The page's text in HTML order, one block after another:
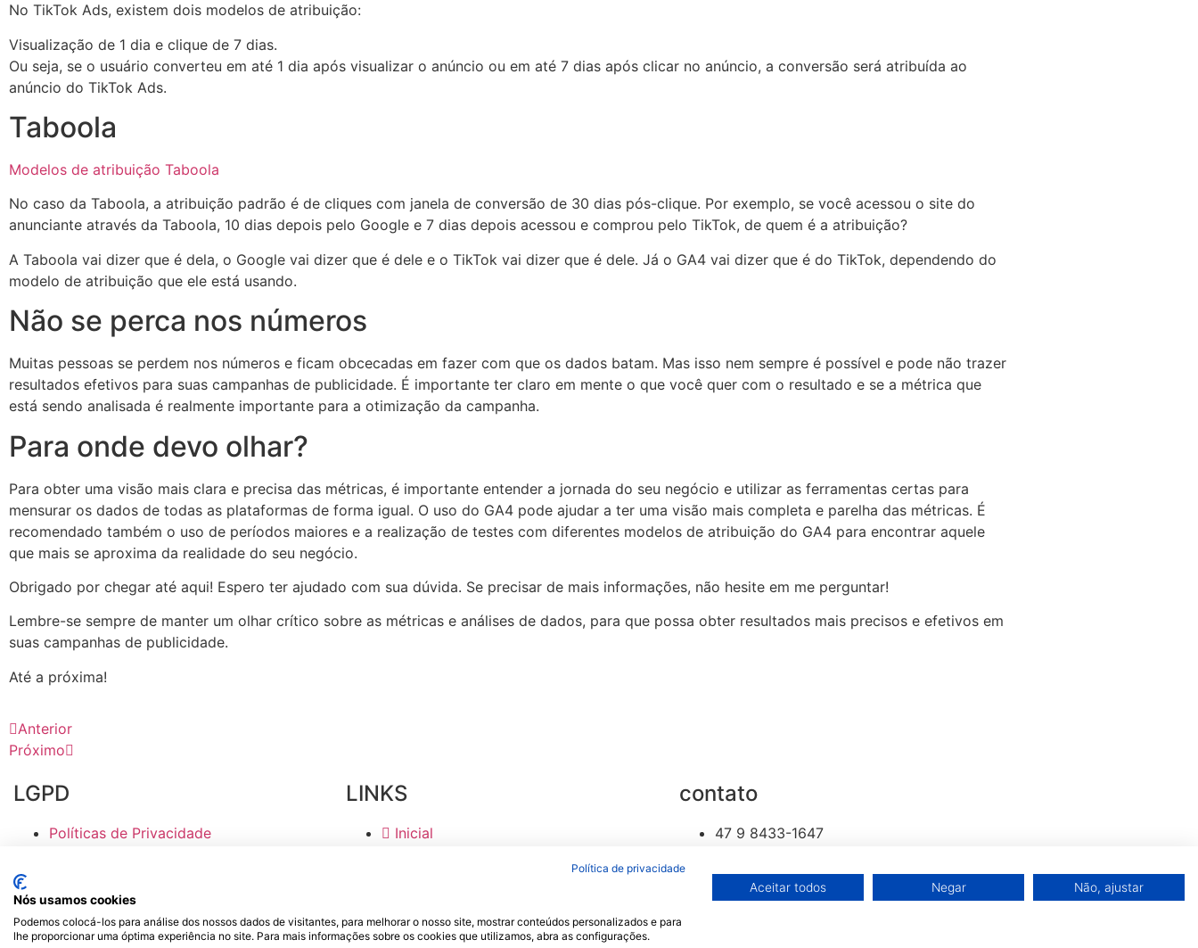
No TikTok Ads, existem dois modelos de atribuição:
Visualização de 1 dia e clique de 7 dias.
Ou seja, se o usuário converteu em até 1 dia após visualizar o anúncio ou em até 7 dias após clicar no anúncio, a conversão será atribuída ao
anúncio do TikTok Ads.
Taboola
Modelos de atribuição Taboola
No caso da Taboola, a atribuição padrão é de cliques com janela de conversão de 30 dias pós-clique. Por exemplo, se você acessou o site do
anunciante através da Taboola, 10 dias depois pelo Google e 7 dias depois acessou e comprou pelo TikTok, de quem é a atribuição?
A Taboola vai dizer que é dela, o Google vai dizer que é dele e o TikTok vai dizer que é dele. Já o GA4 vai dizer que é do TikTok, dependendo do
modelo de atribuição que ele está usando.
Não se perca nos números
Muitas pessoas se perdem nos números e ficam obcecadas em fazer com que os dados batam. Mas isso nem sempre é possível e pode não trazer
resultados efetivos para suas campanhas de publicidade. É importante ter claro em mente o que você quer com o resultado e se a métrica que
está sendo analisada é realmente importante para a otimização da campanha.
Para onde devo olhar?
Para obter uma visão mais clara e precisa das métricas, é importante entender a jornada do seu negócio e utilizar as ferramentas certas para
mensurar os dados de todas as plataformas de forma igual. O uso do GA4 pode ajudar a ter uma visão mais completa e parelha das métricas. É
recomendado também o uso de períodos maiores e a realização de testes com diferentes modelos de atribuição do GA4 para encontrar aquele
que mais se aproxima da realidade do seu negócio.
Obrigado por chegar até aqui! Espero ter ajudado com sua dúvida. Se precisar de mais informações, não hesite em me perguntar!
Lembre-se sempre de manter um olhar crítico sobre as métricas e análises de dados, para que possa obter resultados mais precisos e efetivos em
suas campanhas de publicidade.
Até a próxima!
Anterior
Próximo
LGPD
Políticas de Privacidade
LINKS
Inicial
contato
47 9 8433-1647
Política de privacidade
Nós usamos cookies
Podemos colocá-los para análise dos nossos dados de visitantes, para melhorar o nosso site, mostrar conteúdos personalizados e para
lhe proporcionar uma óptima experiência no site. Para mais informações sobre os cookies que utilizamos, abra as configurações.
Aceitar todos Negar Não, ajustar